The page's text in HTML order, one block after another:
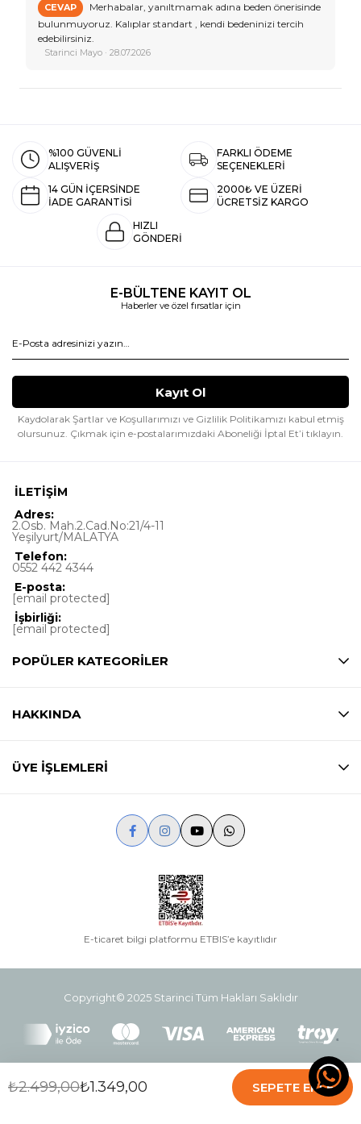
CEVAP
Merhabalar, yanıltmamak adına beden önerisinde
bulunmuyoruz. Kalıplar standart , kendi bedeninizi tercih
edebilirsiniz.
Starinci Mayo · 28.07.2026
%100 GÜVENLİ
ALIŞVERİŞ
FARKLI ÖDEME
SEÇENEKLERİ
14 GÜN İÇERSİNDE
İADE GARANTİSİ
2000₺ VE ÜZERİ
ÜCRETSİZ KARGO
HIZLI
GÖNDERİ
E-BÜLTENE KAYIT OL
Haberler ve özel fırsatlar için
Kaydolarak Şartlar ve Koşullarımızı ve Gizlilik Politikamızı kabul etmiş
olursunuz. Çıkmak için e-postalarımızdaki Aboneliği İptal Et’i tıklayın.
İLETİŞİM
Adres:
2.Osb. Mah.2.Cad.No:21/4-11
Yeşilyurt/MALATYA
Telefon:
0552 442 4344
E-posta:
[email protected]
İşbirliği:
[email protected]
POPÜLER KATEGORİLER
HAKKINDA
ÜYE İŞLEMLERİ
E-ticaret bilgi platformu ETBIS’e kayıtlıdır
Copyright© 2025 Starinci Tüm Hakları Saklıdır
₺2.499,00₺1.349,00